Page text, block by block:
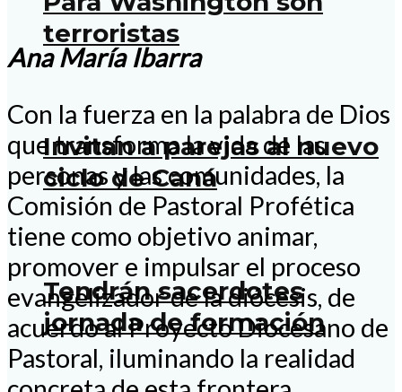
terroristas
Invitan a parejas al nuevo
ciclo de Caná
Tendrán sacerdotes
jornada de formación
Ana María Ibarra
Con la fuerza en la palabra de Dios
que transforma la vida de las
personas y las comunidades, la
Comisión de Pastoral Profética
tiene como objetivo animar,
promover e impulsar el proceso
evangelizador de la diócesis, de
acuerdo al Proyecto Diocesano de
Pastoral, iluminando la realidad